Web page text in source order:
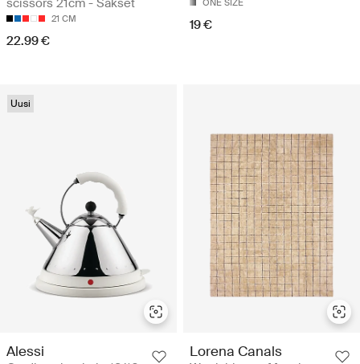
21 CM
22.99 €
ONE SIZE
19 €
Uusi
Alessi Lorena Canals